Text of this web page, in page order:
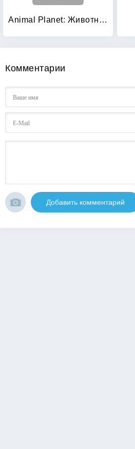
Animal Planet: Животные — путешественники
Комментарии